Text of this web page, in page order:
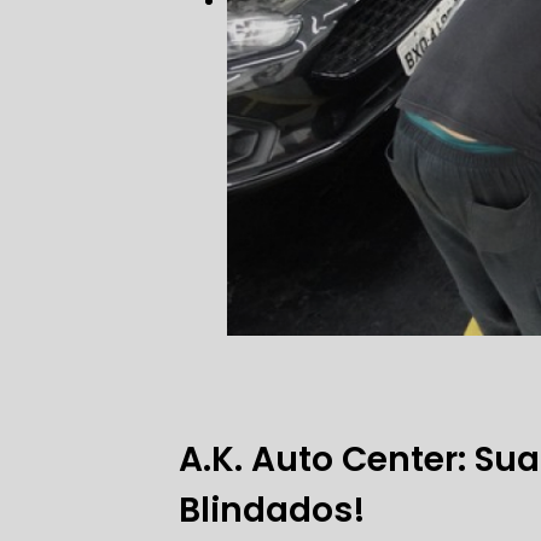
FREIO DO
OFICINA
OFICINA
A.K. Auto Center:
Blindados!